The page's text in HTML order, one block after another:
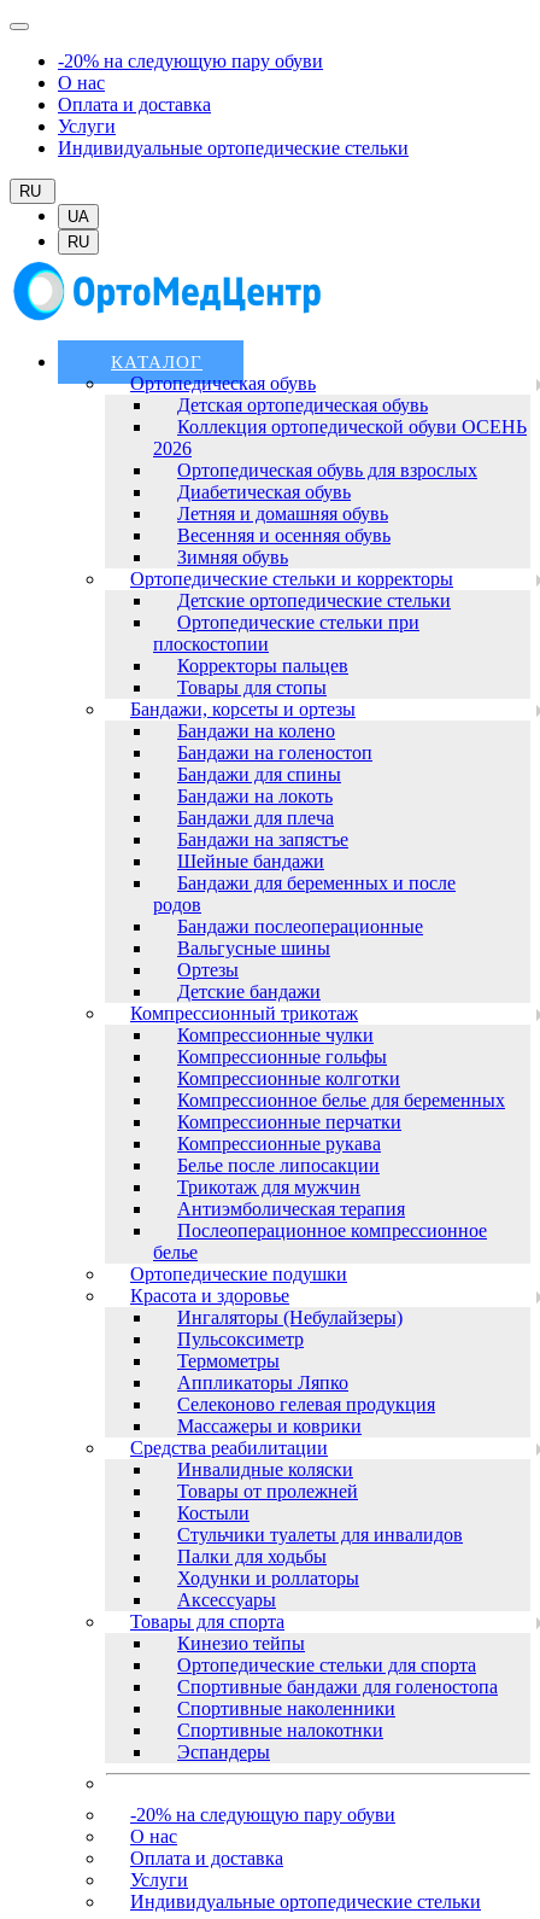
-20% на следующую пару обуви
О нас
Оплата и доставка
Услуги
Индивидуальные ортопедические стельки
RU
UA
RU
КАТАЛОГ
Ортопедическая обувь
Детская ортопедическая обувь
Коллекция ортопедической обуви ОСЕНЬ
2026
Ортопедическая обувь для взрослых
Диабетическая обувь
Летняя и домашняя обувь
Весенняя и осенняя обувь
Зимняя обувь
Ортопедические стельки и корректоры
Детские ортопедические стельки
Ортопедические стельки при
плоскостопии
Корректоры пальцев
Товары для стопы
Бандажи, корсеты и ортезы
Бандажи на колено
Бандажи на голеностоп
Бандажи для спины
Бандажи на локоть
Бандажи для плеча
Бандажи на запястъе
Шейные бандажи
Бандажи для беременных и после
родов
Бандажи послеоперационные
Вальгусные шины
Ортезы
Детские бандажи
Компрессионный трикотаж
Компрессионные чулки
Компрессионные гольфы
Компрессионные колготки
Компрессионное белье для беременных
Компрессионные перчатки
Компрессионные рукава
Белье после липосакции
Трикотаж для мужчин
Антиэмболическая терапия
Послеоперационное компрессионное
белье
Ортопедические подушки
Красота и здоровье
Ингаляторы (Небулайзеры)
Пульсоксиметр
Термометры
Аппликаторы Ляпко
Селеконово гелевая продукция
Массажеры и коврики
Средства реабилитации
Инвалидные коляски
Товары от пролежней
Костыли
Стульчики туалеты для инвалидов
Палки для ходьбы
Ходунки и роллаторы
Аксессуары
Товары для спорта
Кинезио тейпы
Ортопедические стельки для спорта
Спортивные бандажи для голеностопа
Спортивные наколенники
Спортивные налокотнки
Эспандеры
-20% на следующую пару обуви
О нас
Оплата и доставка
Услуги
Индивидуальные ортопедические стельки